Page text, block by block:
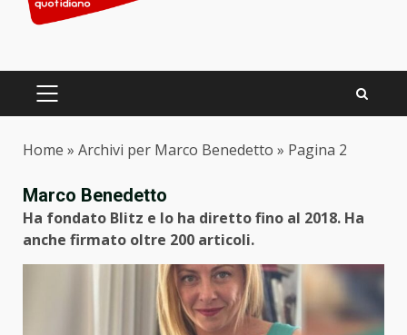
PRIMARY
Home » Archivi per Marco Benedetto » Pagina 2
Marco Benedetto
Ha fondato Blitz e lo ha diretto fino al 2018. Ha
anche firmato oltre 200 articoli.